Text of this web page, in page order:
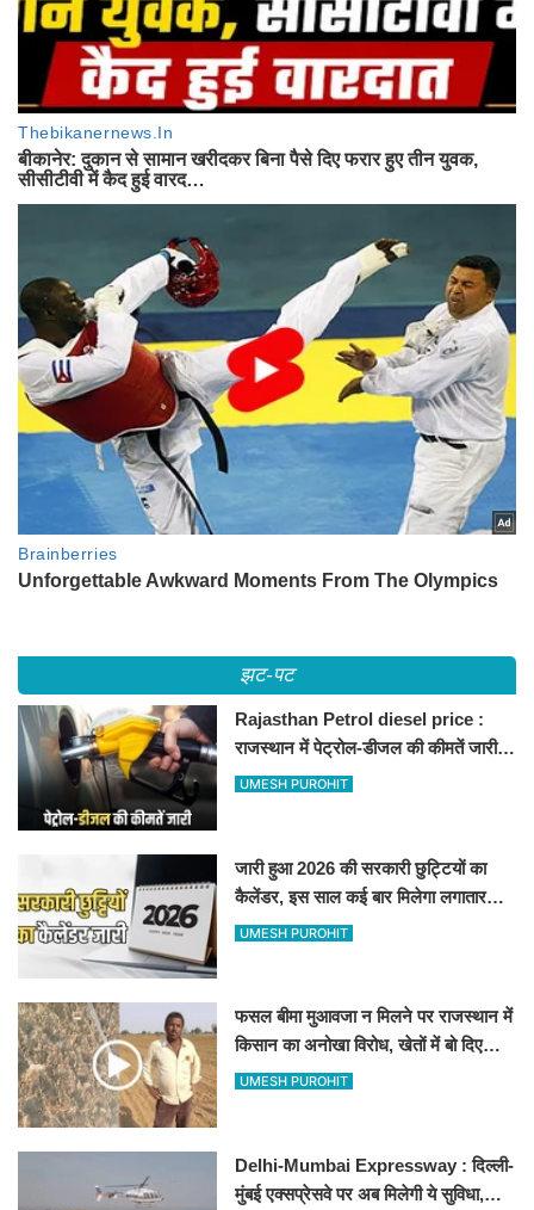
झट-पट
Rajasthan Petrol diesel price :
राजस्थान में पेट्रोल-डीजल की कीमतें जारी,
जानिए बीकानेर समेत पुरे प्रदेश में नए रेट
UMESH PUROHIT
जारी हुआ 2026 की सरकारी छुट्टियों का
कैलेंडर, इस साल कई बार मिलेगा लगातार
अवकाश, देखें
UMESH PUROHIT
फसल बीमा मुआवजा न मिलने पर राजस्थान में
किसान का अनोखा विरोध, खेतों में बो दिए
500-500 रुपए के नोट, वीडियो वायरल
UMESH PUROHIT
Delhi-Mumbai Expressway : दिल्ली-
मुंबई एक्सप्रेसवे पर अब मिलेगी ये सुविधा,